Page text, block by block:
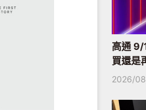
高通 9/
買還是
2026/